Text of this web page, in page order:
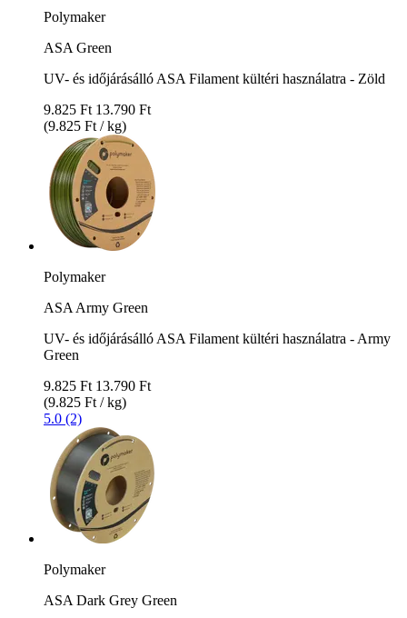
Polymaker
ASA Green
UV- és időjárásálló ASA Filament kültéri használatra - Zöld
9.825 Ft 13.790 Ft
(9.825 Ft / kg)
Polymaker
ASA Army Green
UV- és időjárásálló ASA Filament kültéri használatra - Army
Green
9.825 Ft 13.790 Ft
(9.825 Ft / kg)
5.0 (2)
Polymaker
ASA Dark Grey Green